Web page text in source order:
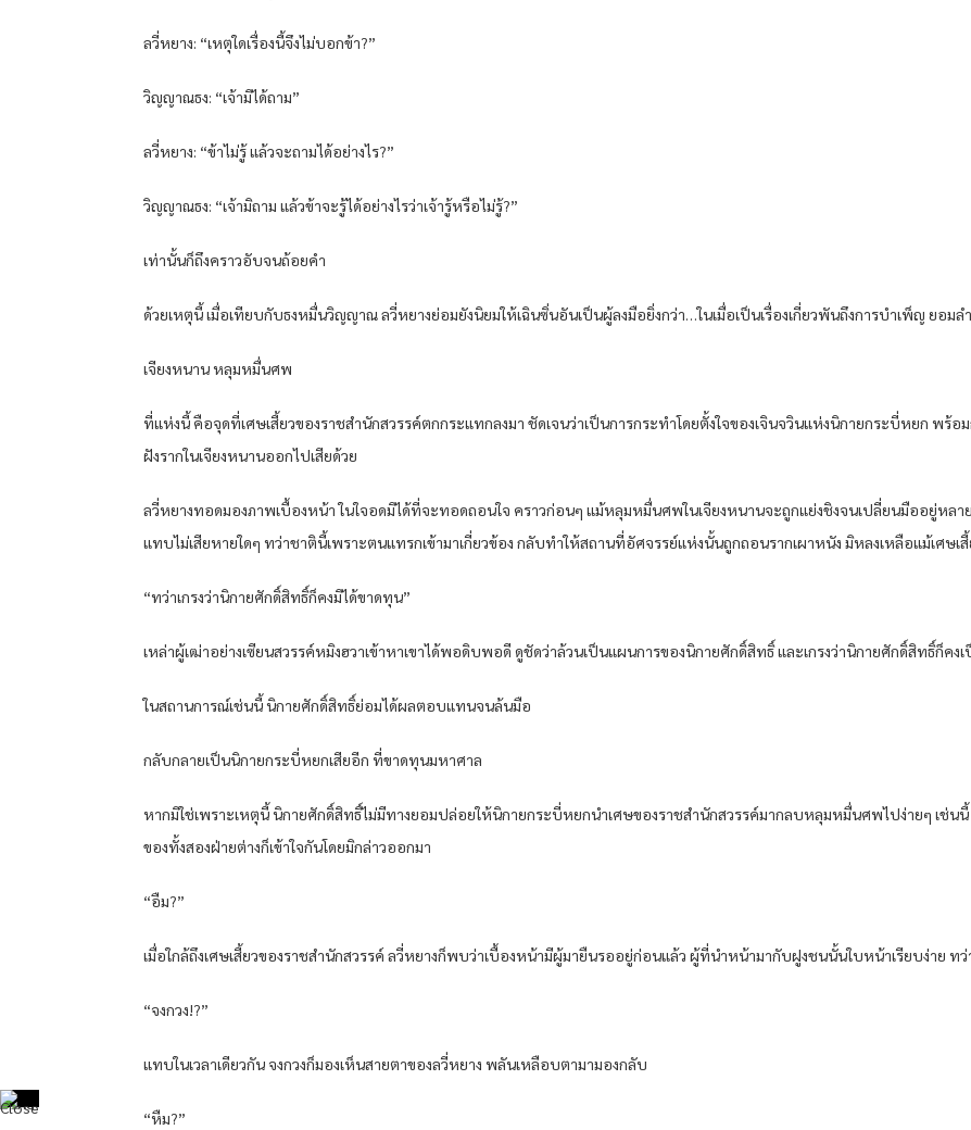
ลวี่หยาง: “เหตุใดเรื่องนี้จึงไม่บอกข้า?”
วิญญาณธง: “เจ้ามิได้ถาม”
ลวี่หยาง: “ข้าไม่รู้ แล้วจะถามได้อย่างไร?”
วิญญาณธง: “เจ้ามิถาม แล้วข้าจะรู้ได้อย่างไรว่าเจ้ารู้หรือไม่รู้?”
เท่านั้นก็ถึงคราวอับจนถ้อยคำ
ด้วยเหตุนี้ เมื่อเทียบกับธงหมื่นวิญญาณ ลวี่หยางย่อมยังนิยมให้เฉินซิ่นอันเป็นผู้ลงมือยิ่งกว่า…ในเมื่อเป็นเรื่องเกี่ยวพันถึงการบำเพ็ญ ยอมล
เจียงหนาน หลุมหมื่นศพ
ที่แห่งนี้ คือจุดที่เศษเสี้ยวของราชสำนักสวรรค์ตกกระแทกลงมา ชัดเจนว่าเป็นการกระทำโดยตั้งใจของเจินจวินแห่งนิกายกระบี่หยก พ
ฝังรากในเจียงหนานออกไปเสียด้วย
ลวี่หยางทอดมองภาพเบื้องหน้า ในใจอดมิได้ที่จะทอดถอนใจ คราวก่อนๆ แม้หลุมหมื่นศพในเจียงหนานจะถูกแย่งชิงจนเปลี่ยนมืออยู่หล
แทบไม่เสียหายใดๆ ทว่าชาตินี้เพราะตนแทรกเข้ามาเกี่ยวข้อง กลับทำให้สถานที่อัศจรรย์แห่งนั้นถูกถอนรากเผาหนัง มิหลงเหลือแม้เศษเสี้
“ทว่าเกรงว่านิกายศักดิ์สิทธิ์ก็คงมิได้ขาดทุน”
เหล่าผู้เฒ่าอย่างเซียนสวรรค์หมิงฮวาเข้าหาเขาได้พอดิบพอดี ดูชัดว่าล้วนเป็นแผนการของนิกายศักดิ์สิทธิ์ และเกรงว่านิกายศักดิ์สิทธิ์ก็คง
ในสถานการณ์เช่นนี้ นิกายศักดิ์สิทธิ์ย่อมได้ผลตอบแทนจนล้นมือ
กลับกลายเป็นนิกายกระบี่หยกเสียอีก ที่ขาดทุนมหาศาล
หากมิใช่เพราะเหตุนี้ นิกายศักดิ์สิทธิ์ไม่มีทางยอมปล่อยให้นิกายกระบี่หยกนำเศษของราชสำนักสวรรค์มากลบหลุมหมื่นศพไปง่ายๆ เช่น
ของทั้งสองฝ่ายต่างก็เข้าใจกันโดยมิกล่าวออกมา
“อืม?”
เมื่อใกล้ถึงเศษเสี้ยวของราชสำนักสวรรค์ ลวี่หยางก็พบว่าเบื้องหน้ามีผู้มายืนรออยู่ก่อนแล้ว ผู้ที่นำหน้ามากับฝูงชนนั้นใบหน้าเรียบง่าย ท
“จงกวง!?”
แทบในเวลาเดียวกัน จงกวงก็มองเห็นสายตาของลวี่หยาง พลันเหลือบตามามองกลับ
“หืม?”